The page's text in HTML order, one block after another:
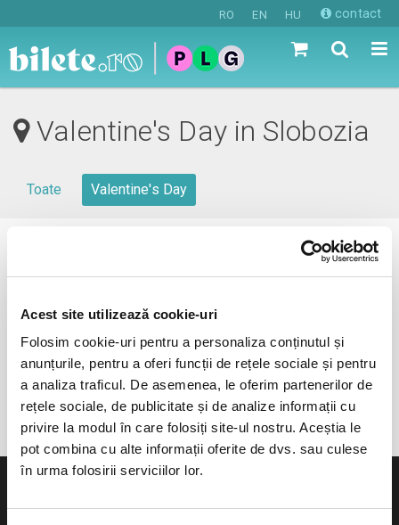
Acest site utilizează cookie-uri
Folosim cookie-uri pentru a personaliza conținutul și
anunțurile, pentru a oferi funcții de rețele sociale și pentru
a analiza traficul. De asemenea, le oferim partenerilor de
rețele sociale, de publicitate și de analize informații cu
privire la modul în care folosiți site-ul nostru. Aceștia le
pot combina cu alte informații oferite de dvs. sau culese
în urma folosirii serviciilor lor.
RO EN HU contact
Valentine's Day in Slobozia
Toate Valentine's Day
0 evenimente in viitorul apropiat
anunta-ma pe email cand apare urmatorul eveniment la
Slobozia